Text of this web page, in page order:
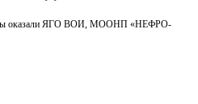
оказали ЯГО ВОИ, МООНП «НЕФРО-